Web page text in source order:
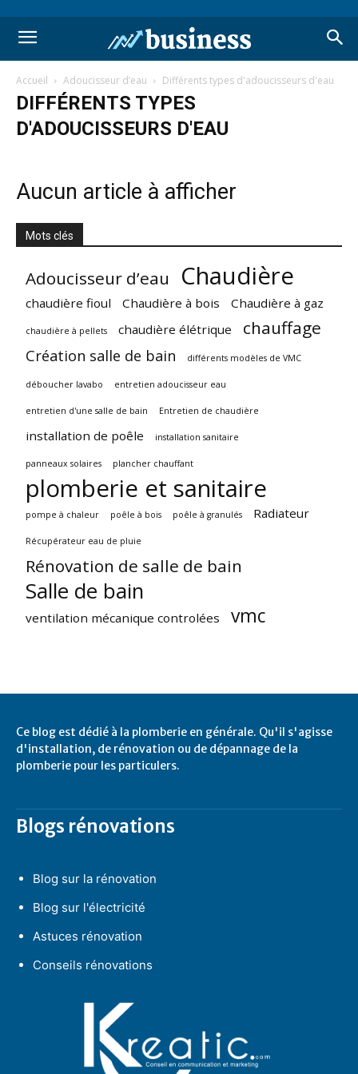
Accueil Adoucisseur d’eau Différents types d'adoucisseurs d'eau
DIFFÉRENTS TYPES
D'ADOUCISSEURS D'EAU
Aucun article à afficher
Mots clés
Adoucisseur d’eau Chaudière
chaudière fioul Chaudière à bois Chaudière à gaz
chaudière à pellets chaudière élétrique chauffage
Création salle de bain différents modèles de VMC
déboucher lavabo entretien adoucisseur eau
entretien d'une salle de bain Entretien de chaudière
installation de poêle installation sanitaire
panneaux solaires plancher chauffant
plomberie et sanitaire
pompe à chaleur poêle à bois poêle à granulés Radiateur
Récupérateur eau de pluie
Rénovation de salle de bain
Salle de bain
ventilation mécanique controlées vmc
Ce blog est dédié à la plomberie en générale. Qu'il s'agisse
d'installation, de rénovation ou de dépannage de la
plomberie pour les particulers.
Blogs rénovations
Blog sur la rénovation
Blog sur l'électricité
Astuces rénovation
Conseils rénovations